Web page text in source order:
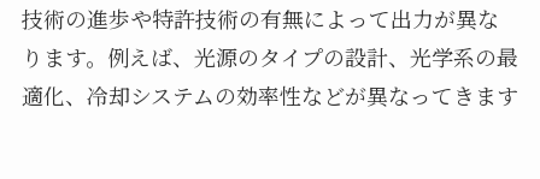
技術の進歩や特許技術の有無によって出力が異な
ります。例えば、光源のタイプの設計、光学系の最
適化、冷却システムの効率性などが異なってきます